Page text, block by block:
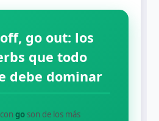
go out: los
que todo
debe dominar
go son de los más